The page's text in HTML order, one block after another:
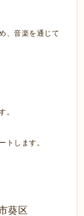
、音楽を通じて
。
トします。
葵区